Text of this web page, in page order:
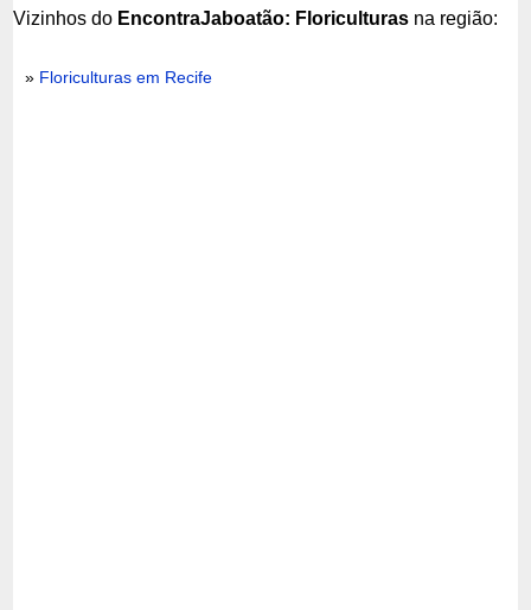
Vizinhos do EncontraJaboatão: Floriculturas na região:
» Floriculturas em Recife